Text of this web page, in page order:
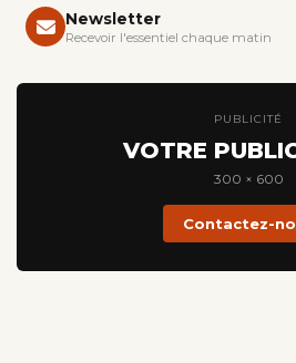
Newsletter
Recevoir l'essentiel chaque matin
PUBLICITÉ
VOTRE
300 × 600
Contactez-